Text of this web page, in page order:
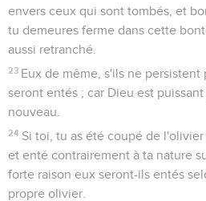
envers ceux qui sont tombés, et
tu demeures ferme dans cette
aussi retranché.
23 Eux de même, s'ils ne
seront entés ; car Dieu est
nouveau.
24 Si toi, tu as été coupé de
et enté contrairement à ta nature
forte raison eux seront-ils entés
propre olivier.